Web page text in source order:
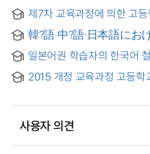
제7차 교육과정에 의한 고
연구
韓?語·中?語·日本語にお
한국어·중국어·일본어의 포
일본어권 학습자의 한국어
2015 개정 교육과정 고등학
사용자 의견